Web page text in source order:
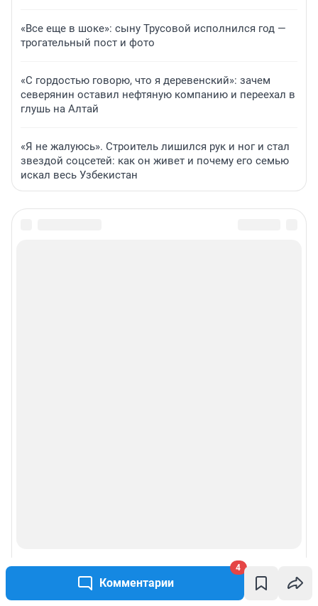
Комментарии
4
«Все еще в шоке»: сыну Трусовой исполнился год —
трогательный пост и фото
«С гордостью говорю, что я деревенский»: зачем
северянин оставил нефтяную компанию и переехал в
глушь на Алтай
«Я не жалуюсь». Строитель лишился рук и ног и стал
звездой соцсетей: как он живет и почему его семью
искал весь Узбекистан